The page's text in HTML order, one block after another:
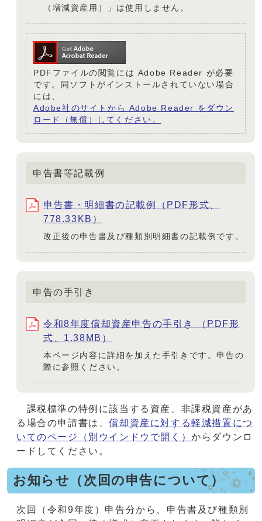
（増減資産用）」は使用しません。
PDFファイルの閲覧には Adobe Reader が必要
です。同ソフトがインストールされていない場合
には、
Adobe社のサイトから Adobe Reader をダウン
ロード（無償）してください。
申告書等記載例
申告書・明細書の記載例（PDF形式、
778.33KB）
改正後の申告書及び種類別明細書の記載例です。
申告の手引き
令和8年度償却資産申告の手引き （PDF形
式、1.38MB）
本ページ内容に詳細を加えた手引きです。申告の
際に参照ください。
課税標準の特例に該当する資産、非課税資産があ
る場合の申請書は、償却資産に対する軽減措置につ
いてのページ
（別ウインドウで開く）からダウンロ
ードしてください。
お知らせ（次回の申告について）
次回（令和9年度）申告分から、申告書及び種類別